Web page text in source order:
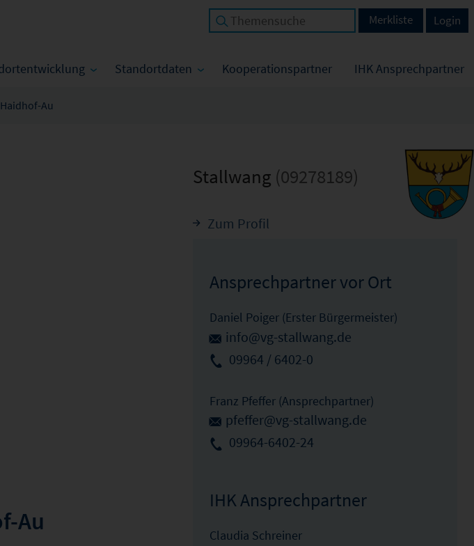
Standortdaten Kooperationspartner IHK Ansprechpartner
Login
Merkliste
Au
Au
Stallwang (09278189)
Zum Profil
Ansprechpartner vor Ort
Daniel Poiger (Erster Bürgermeister)
info@vg-stallwang.de
09964 / 6402-0
Franz Pfeffer (Ansprechpartner)
pfeffer@vg-stallwang.de
09964-6402-24
IHK Ansprechpartner
Claudia Schreiner